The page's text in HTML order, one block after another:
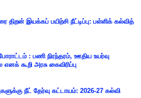
திறன் இயக்கப் பயிற்சி நீட்டிப்பு: பள்ளிக் கல்வித்
போராட்டம் : பணி நிரந்தரம், ஊதிய உயர்வு
கூறி அரசு கைவிரிப்பு
நீட் தேர்வு கட்டாயம்: 2026-27 கல்வி